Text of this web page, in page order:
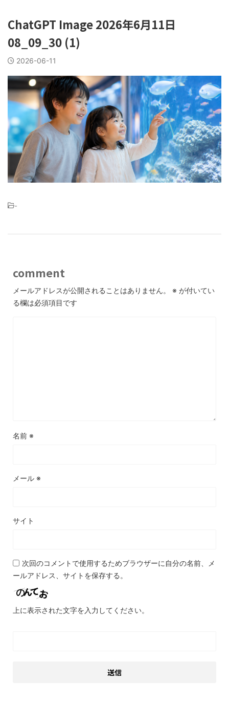
ChatGPT Image 2026年6月11日
08_09_30 (1)
2026-06-11
-
comment
メールアドレスが公開されることはありません。 ※ が付いてい
る欄は必須項目です
名前 ※
メール ※
サイト
次回のコメントで使用するためブラウザーに自分の名前、メ
ールアドレス、サイトを保存する。
上に表示された文字を入力してください。